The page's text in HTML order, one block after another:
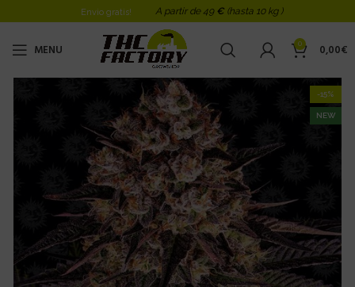
Envio gratis! A partir de 49 € (hasta 10 kg )
MENU 0 0,00€
-15%
NEW